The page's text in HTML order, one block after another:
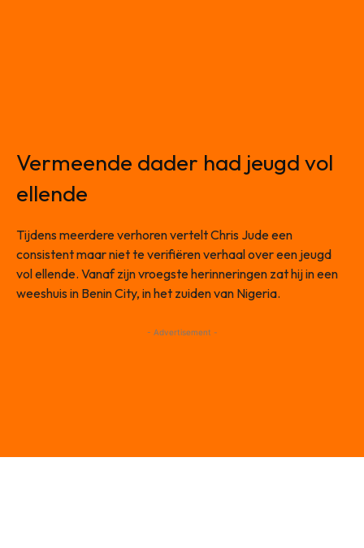
Vermeende dader had jeugd vol
ellende
Tijdens meerdere verhoren vertelt Chris Jude een
consistent maar niet te verifiëren verhaal over een jeugd
vol ellende. Vanaf zijn vroegste herinneringen zat hij in een
weeshuis in Benin City, in het zuiden van Nigeria.
- Advertisement -